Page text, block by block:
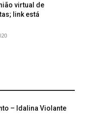
virtual de
link está
– Idalina Violante